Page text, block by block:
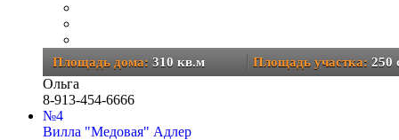
Площадь дома: 310 кв.м Площадь участка: 250
Ольга
8-913-454-6666
№4
Вилла "Медовая" Адлер